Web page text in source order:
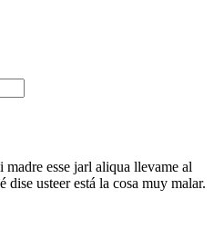
esse jarl aliqua llevame al
usteer está la cosa muy malar.